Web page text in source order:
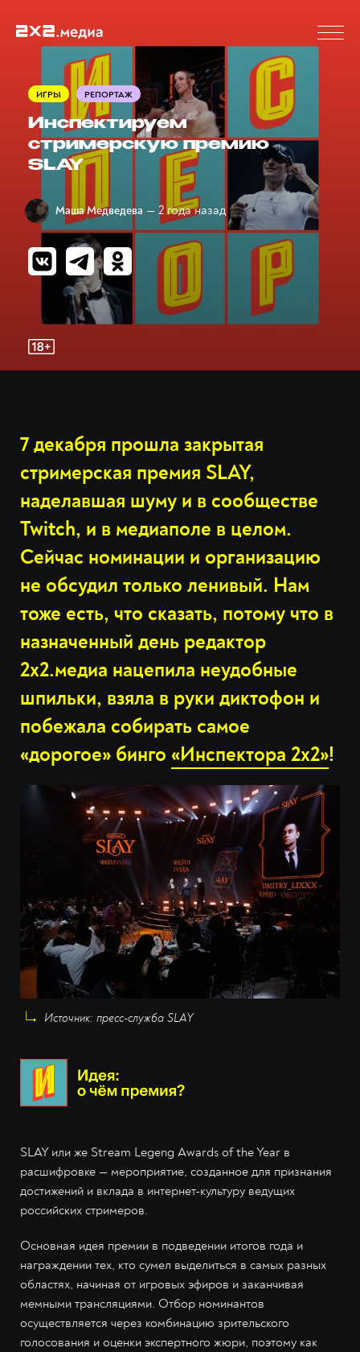
ИГРЫ РЕПОРТАЖ
Инспектируем
стримерскую премию
SLAY
Маша Медведева — 2 года назад
7 декабря прошла закрытая
стримерская премия SLAY,
наделавшая шуму и в сообществе
Twitch, и в медиаполе в целом.
Сейчас номинации и организацию
не обсудил только ленивый. Нам
тоже есть, что сказать, потому что в
назначенный день редактор
2х2.медиа нацепила неудобные
шпильки, взяла в руки диктофон и
побежала собирать самое
«дорогое» бинго «Инспектора 2х2»!
Источник: пресс-служба SLAY
SLAY или же Stream Legeng Awards of the Year в
расшифровке — мероприятие, созданное для признания
достижений и вклада в интернет-культуру ведущих
российских стримеров.
Основная идея премии в подведении итогов года и
награждении тех, кто сумел выделиться в самых разных
областях, начиная от игровых эфиров и заканчивая
мемными трансляциями. Отбор номинантов
осуществляется через комбинацию зрительского
голосования и оценки экспертного жюри, поэтому как